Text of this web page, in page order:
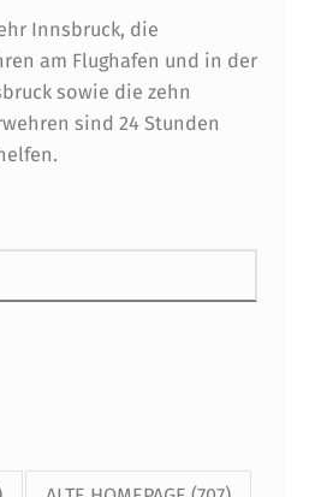
Innsbruck, die
am Flughafen und in der
sowie die zehn
sind 24 Stunden